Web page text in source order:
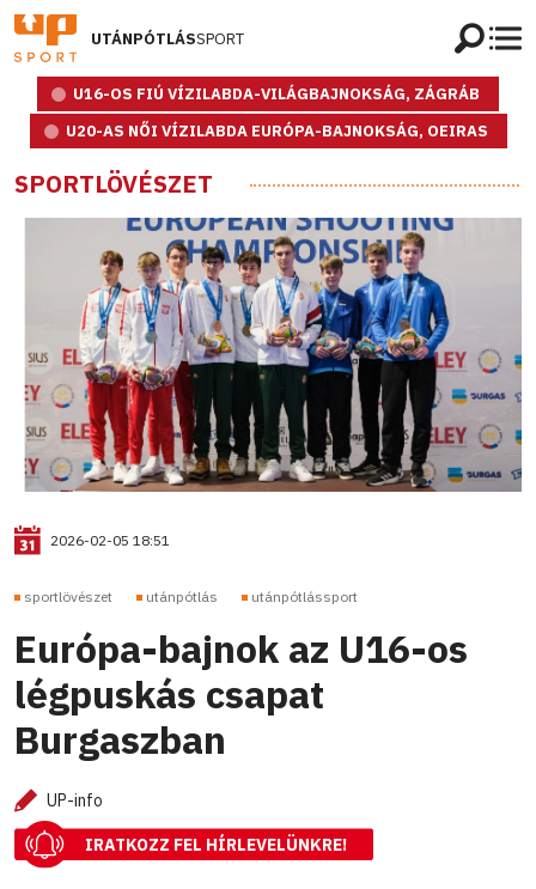
UTÁNPÓTLÁSSPORT
U16-OS FIÚ VÍZILABDA-VILÁGBAJNOKSÁG, ZÁGRÁB
U20-AS NŐI VÍZILABDA EURÓPA-BAJNOKSÁG, OEIRAS
SPORTLÖVÉSZET
2026-02-05 18:51
sportlövészet utánpótlás utánpótlássport
Európa-bajnok az U16-os
légpuskás csapat
Burgaszban
UP-info
IRATKOZZ FEL HÍRLEVELÜNKRE!